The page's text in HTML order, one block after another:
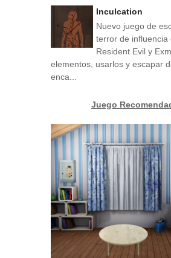
Inculcation
Nuevo juego de
terror de influencia
Resident Evil y
elementos, usarlos y escapar
enca...
Juego